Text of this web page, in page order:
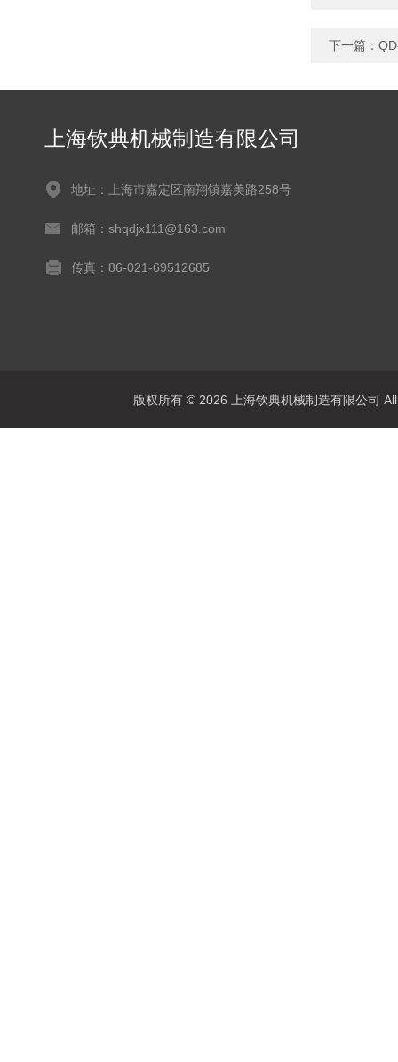
下一篇：
上海钦典机械制造有限公司
地址：上海市嘉定区南翔镇嘉美路258号
邮箱：shqdjx111@163.com
传真：86-021-69512685
版权所有 © 2026 上海钦典机械制造有限公